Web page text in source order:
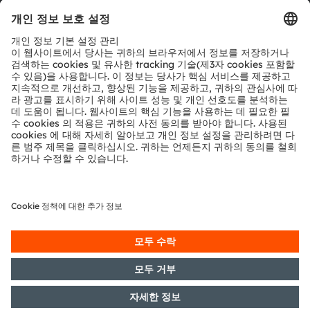
문의
파트너 네트워크
내부 고발
© 2026 ams-OSRAM AG. All rights reserved.
개인 정보 정책이용 약관거래 조건